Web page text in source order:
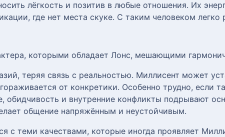
лёгкость и позитив в любые отношения. Их
где нет места скуке. С таким человеком легко
которыми обладает Лонс, мешающими
теряя связь с реальностью. Миллисент может
от конкретики. Особенно трудно, если
обидчивость и внутренние конфликты подрывают
общение напряжённым и неустойчивым.
с теми качествами, которые иногда проявляет